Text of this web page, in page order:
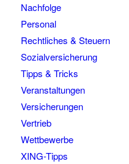
Nachfolge
Personal
Rechtliches & Steuern
Sozialversicherung
Tipps & Tricks
Veranstaltungen
Versicherungen
Vertrieb
Wettbewerbe
XING-Tipps